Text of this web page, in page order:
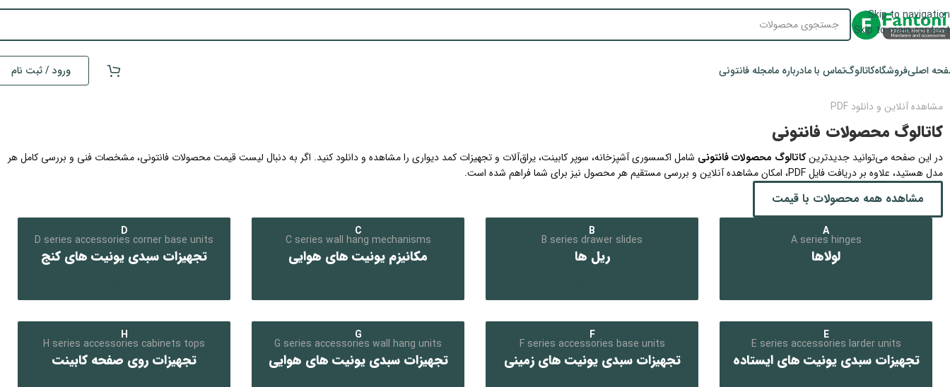
Skip to navigation
Skip to main content
اصلیفروشگاهکاتالوگتماس با مادرباره مامجله فانتونی ورود / ثبت نام
مشاهده آنلاین و دانلود PDF
کاتالوگ محصولات فانتونی
در این صفحه می‌توانید جدیدترینکاتالوگ محصولات فانتونی شامل اکسسوری آشپزخانه، سوپر کابینت، یراق‌آلات و تجهیزات کمد دیواری را مشاهده و دانلود کنید. اگر به دنبال لیست قیمت محصولات فانتونی، مشخصات فنی و بررسی کامل هر
مدل هستید، علاوه بر دریافت فایل PDF، امکان مشاهده آنلاین و بررسی مستقیم هر محصول نیز برای شما فراهم شده است.
مشاهده همه محصولات با قیمت
A
A series hinges
لولاها
B
B series drawer slides
ریل ها
C
C series wall hang mechanisms
مکانیزم یونیت های هوایی
D
D series accessories corner base units
تجهیزات سبدی یونیت های کنج
E
E series accessories larder units
تجهیزات سبدی یونیت های ایستاده
F
F series accessories base units
تجهیزات سبدی یونیت های زمینی
G
G series accessories wall hang units
تجهیزات سبدی یونیت های هوایی
H
H series accessories cabinets tops
تجهیزات روی صفحه کابینت